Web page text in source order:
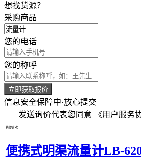
想找货源？
采购商品
您的电话
您的称呼
立即获取报价
信息安全保障中·放心提交
发送询价代表您同意 《用户服务
猜你喜欢
便携式明渠流量计LB-